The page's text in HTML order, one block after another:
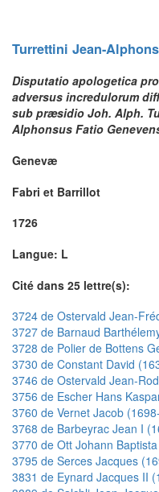
Turrettini Jean-
Disputatio apologetica
adversus incredulorum
sub præsidio Joh. Alph.
Alphonsus Fatio
Genevæ
Fabri et Barrillot
1726
Langue: L
Cité dans 25 lettre(s):
3724 de Ostervald Jean-
3727 de Barnaud
3728 de Polier de Bottens
3730 de Constant David
3746 de Ostervald Jean-
3756 de Escher Hans
3760 de Vernet Jacob
3768 de Barbeyrac Jean I
3770 de Ott Johann
3795 de Serces Jacques
3831 de Eynard Jacques II